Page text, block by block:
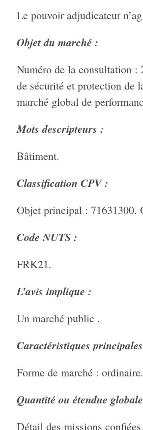
Le pouvoir adjudicateur
Objet du marché :
Numéro de la consultation :
de sécurité et protection de
marché global de
Mots descripteurs :
Bâtiment.
Classification CPV :
Objet principal : 71631300.
Code NUTS :
FRK21.
L’avis implique :
Un marché public .
Caractéristiques
Forme de marché :
Quantité ou étendue
Détail des missions